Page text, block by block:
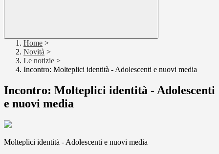
Home >
Novità >
Le notizie >
Incontro: Molteplici identità - Adolescenti e nuovi media
Incontro: Molteplici identità - Adolescenti
e nuovi media
Molteplici identità - Adolescenti e nuovi media